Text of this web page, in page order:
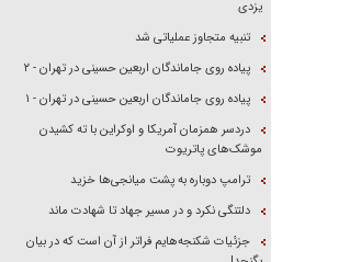
یزدی
تنبیه متجاوز عملیاتی شد
پیاده روی جاماندگان اربعین حسینی در تهران - ۲
پیاده روی جاماندگان اربعین حسینی در تهران - ۱
دردسر همزمان آمریکا و اوکراین با ته کشیدن
موشک‌های پاتریوت
ترامپ دوباره به پشت میانجی‌ها خزید
دلتنگی نکرد و در مسیر جهاد تا شهادت ماند
جزئیات شکنجه‌هایم فراتر از آن است که در بیان